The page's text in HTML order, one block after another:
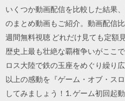
いくつか動画配信を比較した結果
のまとめ動画もご紹介。動画配信
週間無料視聴 どれだけ見ても定額
歴史上最も壮絶な覇権争いがここ
ロス大陸で鉄の玉座をめぐり繰り
以上の感動を『ゲーム・オブ・ス
してみましょう！1. ゲーム初回起